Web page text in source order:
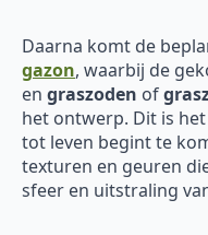
Daarna komt de
gazon, waarbij de
en graszoden of
het ontwerp. Dit is
tot leven begint te
texturen en geuren
sfeer en uitstraling